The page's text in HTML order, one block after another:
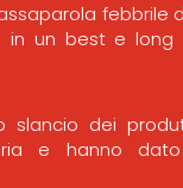
febbrile
in un best e long
slancio dei
e hanno